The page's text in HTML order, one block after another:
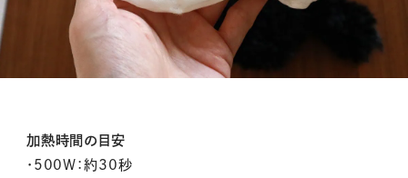
加熱時間の目安
・500W：約30秒